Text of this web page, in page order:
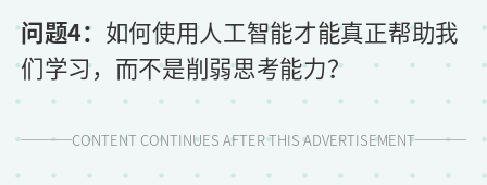
问题4： 如何使用人工智能才能真正帮助我
们学习，而不是削弱思考能力？
CONTENT CONTINUES AFTER THIS ADVERTISEMENT